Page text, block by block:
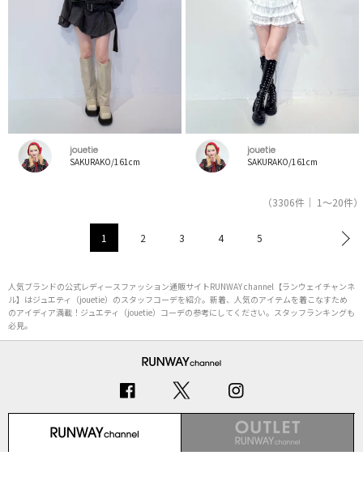
jouetie
SAKURAKO/161cm
jouetie
SAKURAKO/161cm
（3306件｜ 1～20件）
1 2 3 4 5
人気ブランドの公式レディースファッション通販サイトRUNWAY channel【ランウェイチャンネ
ル】はジュエティ（jouetie）のスタッフコーデを紹介。新着、人気のアイテムを着こなすため
のアイディア満載！ジュエティ（jouetie）コーデの参考にしてください。スタッフランキングも
必見。